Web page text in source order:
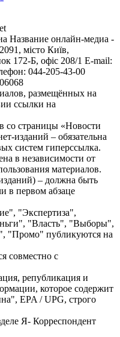
Название онлайн-медиа -
місто Київ,
Б, офіс 208/1 E-mail:
044-205-43-00
размещённых на
ссылки на
со страницы «Новости
изданий – обязательна
систем гиперссылка.
в независимости от
материалов.
– должна быть
в первом абзаце
"Экспертиза",
"Власть", "Выборы",
"Промо" публикуются на
совместно с
републикация и
которое содержит
EPA / UPG, строго
Я- Корреспондент